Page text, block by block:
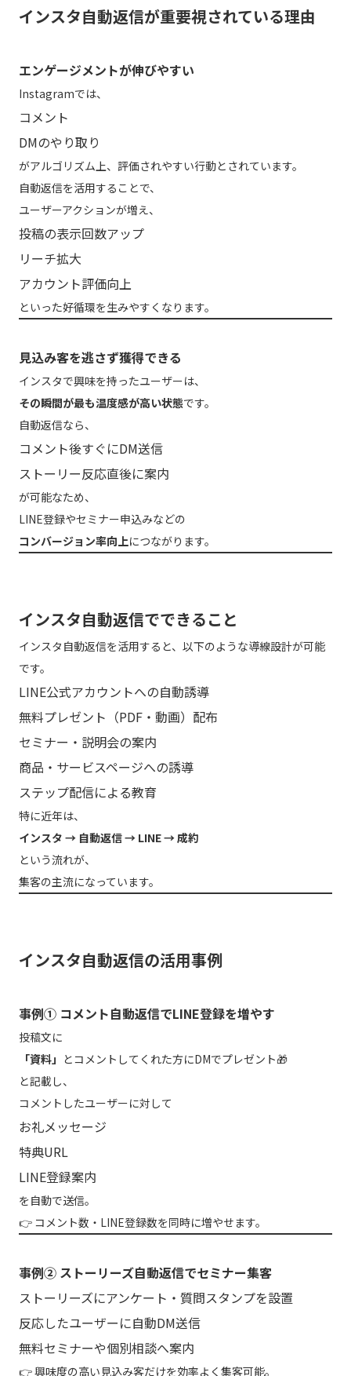
インスタ自動返信が重要視されている理由
エンゲージメントが伸びやすい
Instagramでは、
コメント
DMのやり取り
がアルゴリズム上、評価されやすい行動とされています。
自動返信を活用することで、
ユーザーアクションが増え、
投稿の表示回数アップ
リーチ拡大
アカウント評価向上
といった好循環を生みやすくなります。
見込み客を逃さず獲得できる
インスタで興味を持ったユーザーは、
その瞬間が最も温度感が高い状態です。
自動返信なら、
コメント後すぐにDM送信
ストーリー反応直後に案内
が可能なため、
LINE登録やセミナー申込みなどの
コンバージョン率向上につながります。
インスタ自動返信でできること
インスタ自動返信を活用すると、以下のような導線設計が可能
です。
LINE公式アカウントへの自動誘導
無料プレゼント（PDF・動画）配布
セミナー・説明会の案内
商品・サービスページへの誘導
ステップ配信による教育
特に近年は、
インスタ → 自動返信 → LINE → 成約
という流れが、
集客の主流になっています。
インスタ自動返信の活用事例
事例① コメント自動返信でLINE登録を増やす
投稿文に
「資料」 とコメントしてくれた方にDMでプレゼント🎁
と記載し、
コメントしたユーザーに対して
お礼メッセージ
特典URL
LINE登録案内
を自動で送信。
👉 コメント数・LINE登録数を同時に増やせます。
事例② ストーリーズ自動返信でセミナー集客
ストーリーズにアンケート・質問スタンプを設置
反応したユーザーに自動DM送信
無料セミナーや個別相談へ案内
👉 興味度の高い見込み客だけを効率よく集客可能。